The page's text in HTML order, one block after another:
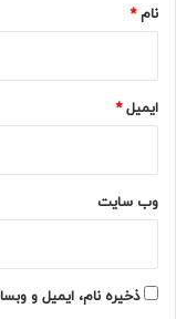
نام*
ایمیل*
وب‌ سایت
ذخیره نام، ایمیل و